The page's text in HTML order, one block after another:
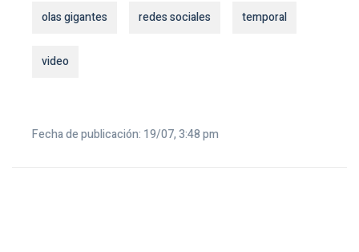
olas gigantes redes sociales temporal
video
Fecha de publicación: 19/07, 3:48 pm